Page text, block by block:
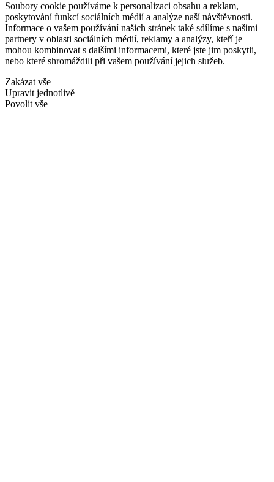
Soubory cookie používáme k personalizaci obsahu a reklam,
poskytování funkcí sociálních médií a analýze naší návštěvnosti.
Informace o vašem používání našich stránek také sdílíme s našimi
partnery v oblasti sociálních médií, reklamy a analýzy, kteří je
mohou kombinovat s dalšími informacemi, které jste jim poskytli,
nebo které shromáždili při vašem používání jejich služeb.
Zakázat vše
Upravit jednotlivě
Povolit vše